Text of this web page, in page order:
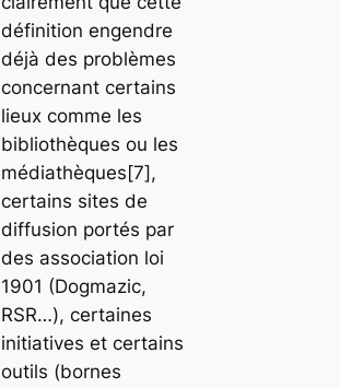
définition engendre
déjà des problèmes
concernant certains
lieux comme les
bibliothèques ou les
médiathèques[7],
certains sites de
diffusion portés par
des association loi
1901 (Dogmazic,
RSR…), certaines
initiatives et certains
outils (bornes